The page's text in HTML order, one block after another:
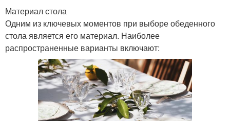
Материал стола
Одним из ключевых моментов при выборе обеденного
стола является его материал. Наиболее
распространенные варианты включают: